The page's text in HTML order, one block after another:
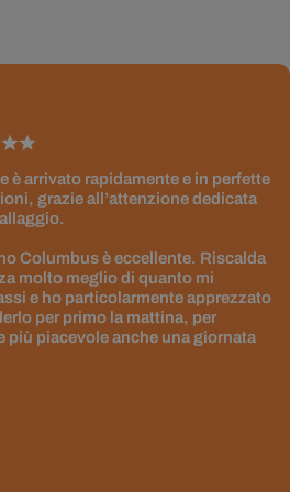
è arrivato rapidamente e in perfette
grazie all’attenzione dedicata
Columbus è eccellente. Riscalda
molto meglio di quanto mi
e ho particolarmente apprezzato
per primo la mattina, per
più piacevole anche una giornata